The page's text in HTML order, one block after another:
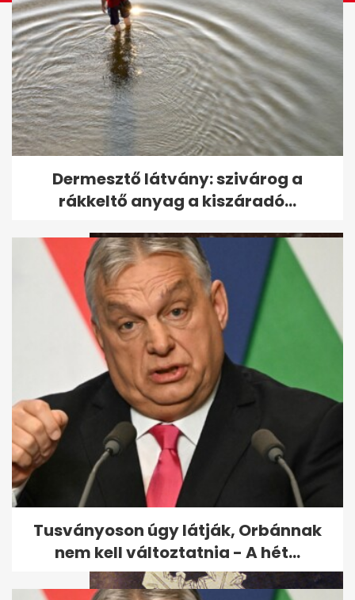
Ritka időjárási jelenség zajlik
Grönlandnál, aminek pár nap...
Leesett az első hó - ezeket az
utakat most jobb elkerülni
Dermesztő látvány: szivárog a
rákkeltő anyag a kiszáradó...
Tusványoson úgy látják, Orbánnak
nem kell változtatnia - A hét...